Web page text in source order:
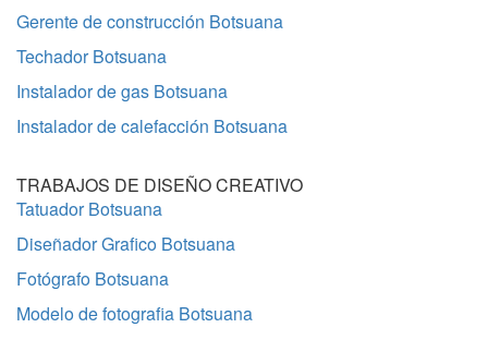
Gerente de construcción Botsuana
Techador Botsuana
Instalador de gas Botsuana
Instalador de calefacción Botsuana
TRABAJOS DE DISEÑO CREATIVO
Tatuador Botsuana
Diseñador Grafico Botsuana
Fotógrafo Botsuana
Modelo de fotografia Botsuana